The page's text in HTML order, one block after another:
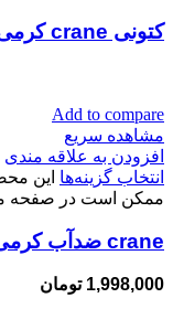
کتونی crane کرمی
Add to compare
مشاهده سریع
افزودن به علاقه مندی
انتخاب گزینه‌ها این
ممکن است در صفحه
crane ضدآب کرمی
1,998,000 تومان